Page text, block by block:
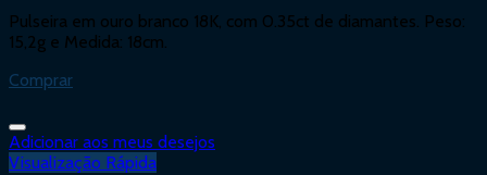
Pulseira em ouro branco 18K, com 0.35ct de diamantes. Peso:
15,2g e Medida: 18cm.
Comprar
Adicionar aos meus desejos
Visualização Rápida